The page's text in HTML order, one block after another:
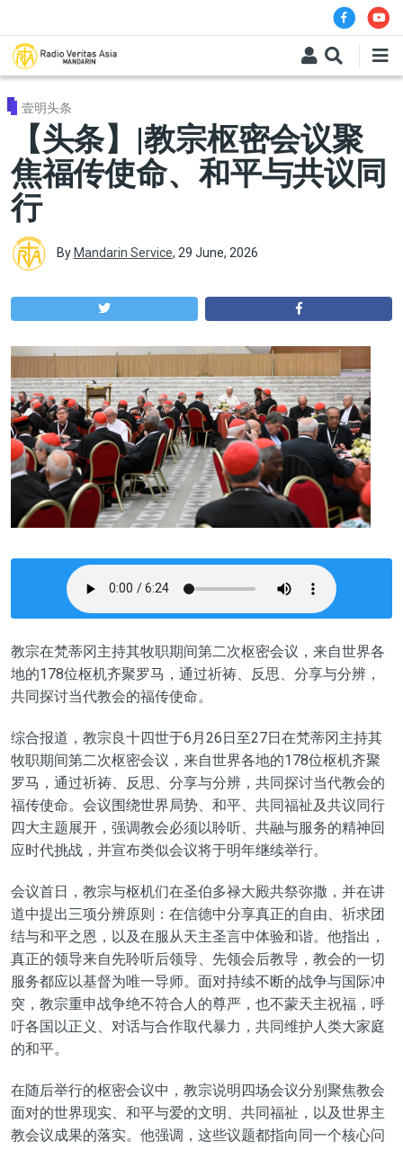
壹明头条
【头条】|教宗枢密会议聚
焦福传使命、和平与共议同
行
By Mandarin Service, 29 June, 2026
教宗在梵蒂冈主持其牧职期间第二次枢密会议，来自世界各
地的178位枢机齐聚罗马，通过祈祷、反思、分享与分辨，
共同探讨当代教会的福传使命。
综合报道，教宗良十四世于6月26日至27日在梵蒂冈主持其
牧职期间第二次枢密会议，来自世界各地的178位枢机齐聚
罗马，通过祈祷、反思、分享与分辨，共同探讨当代教会的
福传使命。会议围绕世界局势、和平、共同福祉及共议同行
四大主题展开，强调教会必须以聆听、共融与服务的精神回
应时代挑战，并宣布类似会议将于明年继续举行。
会议首日，教宗与枢机们在圣伯多禄大殿共祭弥撒，并在讲
道中提出三项分辨原则：在信德中分享真正的自由、祈求团
结与和平之恩，以及在服从天主圣言中体验和谐。他指出，
真正的领导来自先聆听后领导、先领会后教导，教会的一切
服务都应以基督为唯一导师。面对持续不断的战争与国际冲
突，教宗重申战争绝不符合人的尊严，也不蒙天主祝福，呼
吁各国以正义、对话与合作取代暴力，共同维护人类大家庭
的和平。
在随后举行的枢密会议中，教宗说明四场会议分别聚焦教会
面对的世界现实、和平与爱的文明、共同福祉，以及世界主
教会议成果的落实。他强调，这些议题都指向同一个核心问